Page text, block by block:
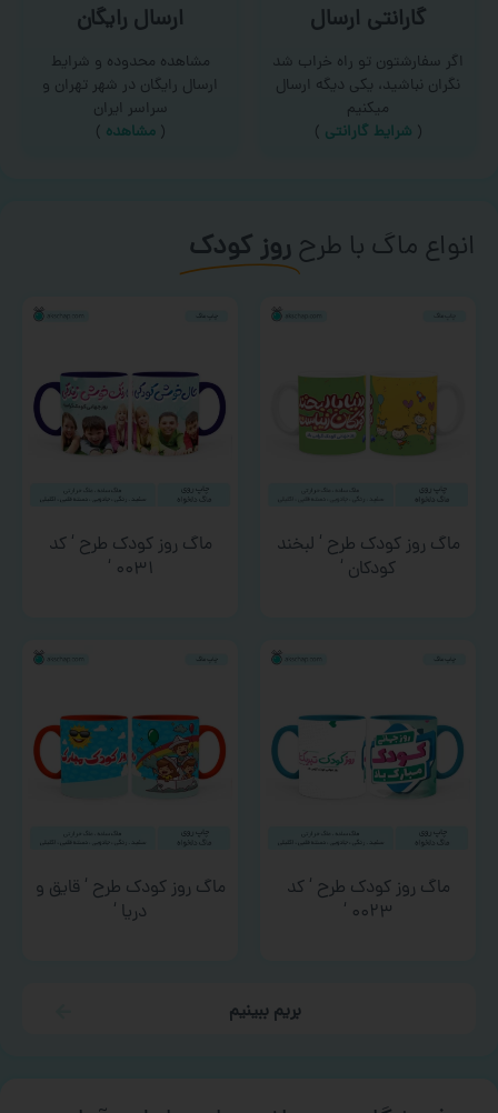
گارانتی ارسال
اگر سفارشتون تو راه خراب شد
نگران نباشید، یکی دیگه ارسال
میکنیم
( شرایط گارانتی )
ارسال رایگان
مشاهده محدوده و شرایط
ارسال رایگان در شهر تهران و
سراسر ایران
(مشاهده )
انواع ماگ با طرحروز کودک
ماگ روز کودک طرح ‘ لبخند
کودکان ‘
ماگ روز کودک طرح ‘ کد
۰۰۳۱ ‘
ماگ روز کودک طرح ‘ کد
۰۰۲۳ ‘
ماگ روز کودک طرح ‘ قایق و
دریا ‘
بریم ببینیم